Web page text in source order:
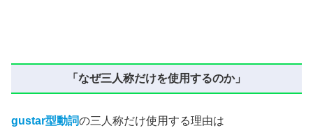
「なぜ三人称だけを使用するのか」
gustar型動詞の三人称だけ使用する理由は